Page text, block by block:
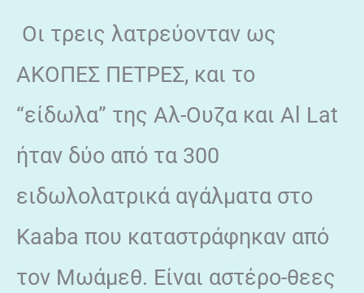
Οι τρεις λατρεύονταν ως
ΑΚΟΠΕΣ ΠΕΤΡΕΣ, και το
“είδωλα” της Αλ-Ουζα και Al Lat
ήταν δύο από τα 300
ειδωλολατρικά αγάλματα στο
Kaaba που καταστράφηκαν από
τον Μωάμεθ. Είναι αστέρο-θεες